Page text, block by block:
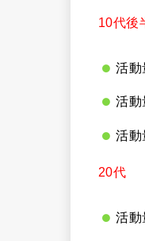
10代後
活動
活動
活動
20代
活動